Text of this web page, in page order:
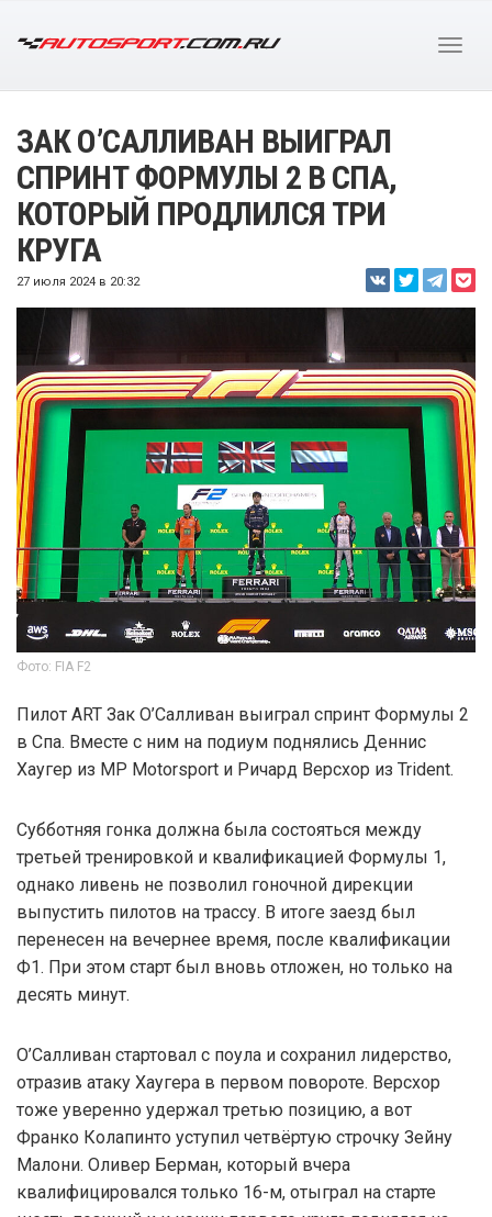
ЗАК О’САЛЛИВАН ВЫИГРАЛ
СПРИНТ ФОРМУЛЫ 2 В СПА,
КОТОРЫЙ ПРОДЛИЛСЯ ТРИ
КРУГА
27 июля 2024 в 20:32
Фото: FIA F2
Пилот ART Зак О’Салливан выиграл спринт Формулы 2
в Спа. Вместе с ним на подиум поднялись Деннис
Хаугер из MP Motorsport и Ричард Версхор из Trident.
Субботняя гонка должна была состояться между
третьей тренировкой и квалификацией Формулы 1,
однако ливень не позволил гоночной дирекции
выпустить пилотов на трассу. В итоге заезд был
перенесен на вечернее время, после квалификации
Ф1. При этом старт был вновь отложен, но только на
десять минут.
О’Салливан стартовал с поула и сохранил лидерство,
отразив атаку Хаугера в первом повороте. Версхор
тоже уверенно удержал третью позицию, а вот
Франко Колапинто уступил четвёртую строчку Зейну
Малони. Оливер Берман, который вчера
квалифицировался только 16-м, отыграл на старте